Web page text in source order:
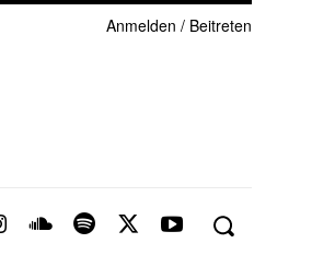
Anmelden / Beitreten